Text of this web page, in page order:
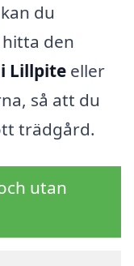
du
den
Lillpite eller
så att du
trädgård.
utan